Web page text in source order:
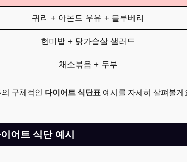
귀리 + 아몬드 우유 + 블루베리
현미밥 + 닭가슴살 샐러드
채소볶음 + 두부
구체적인 다이어트 식단표 예시를 자세히 살펴볼게
어트 식단 예시